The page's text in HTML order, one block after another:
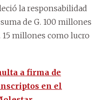
la responsabilidad
de G. 100 millones
millones como lucro
a firma de
en el